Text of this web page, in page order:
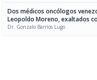
Dos médicos oncólogos
Leopoldo Moreno, exaltados
Mastología en Latinoamérica
Dr. Gonzalo Barrios Lugo